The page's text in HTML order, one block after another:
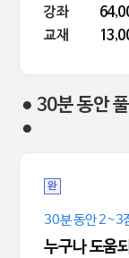
강좌
교재
● 30분 동안
●
완
30분 동안 2~3
누구나 도움